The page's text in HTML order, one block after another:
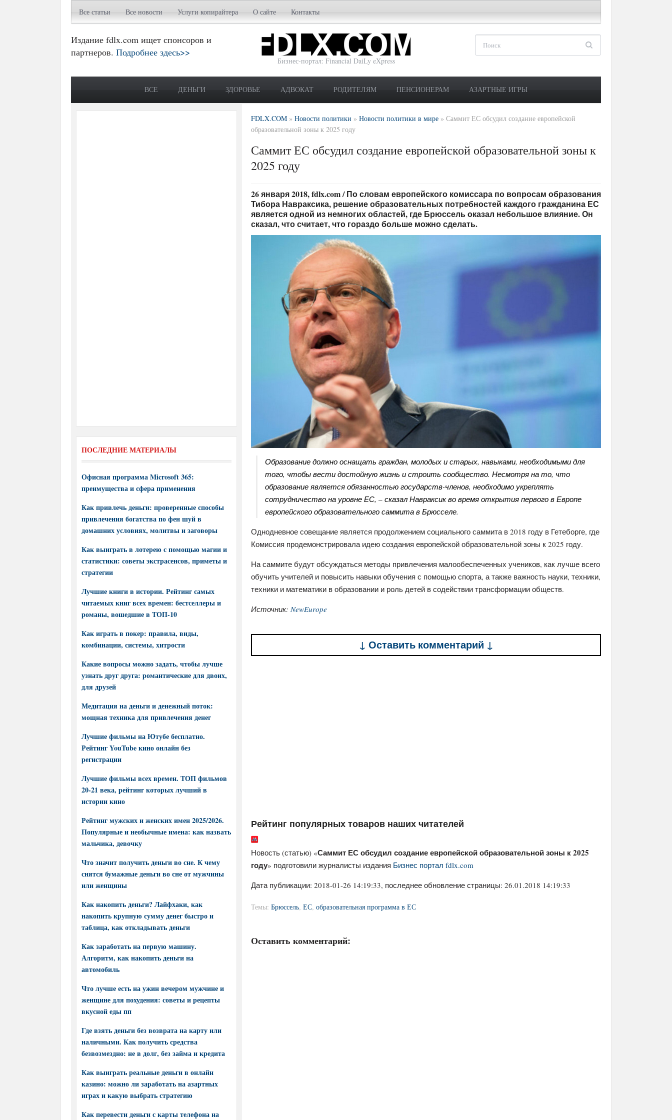
Все статьи Все новости Услуги копирайтера О сайте Контакты
Издание fdlx.com ищет спонсоров и
партнеров. Подробнее здесь>>
Бизнес-портал: Financial DaiLy eXpress
ВСЕ ДЕНЬГИ ЗДОРОВЬЕ АДВОКАТ РОДИТЕЛЯМ ПЕНСИОНЕРАМ АЗАРТНЫЕ ИГРЫ
FDLX.COM » Новости политики » Новости политики в мире » Саммит ЕС обсудил создание европейской
образовательной зоны к 2025 году
Саммит ЕС обсудил создание европейской образовательной зоны к
2025 году
26 января 2018, fdlx.com / По словам европейского комиссара по вопросам образования
Тибора Навраксика, решение образовательных потребностей каждого гражданина ЕС
является одной из немногих областей, где Брюссель оказал небольшое влияние. Он
сказал, что считает, что гораздо больше можно сделать.
Образование должно оснащать граждан, молодых и старых, навыками, необходимыми для
того, чтобы вести достойную жизнь и строить сообщество. Несмотря на то, что
образование является обязанностью государств-членов, необходимо укреплять
сотрудничество на уровне ЕС, – сказал Навраксик во время открытия первого в Европе
европейского образовательного саммита в Брюсселе.
Однодневное совещание является продолжением социального саммита в 2018 году в Гетеборге, где
Комиссия продемонстрировала идею создания европейской образовательной зоны к 2025 году.
На саммите будут обсуждаться методы привлечения малообеспеченных учеников, как лучше всего
обучить учителей и повысить навыки обучения с помощью спорта, а также важность науки, техники,
техники и математики в образовании и роль детей в содействии трансформации обществ.
Источник:NewEurope
↓ Оставить комментарий ↓
Рейтинг популярных товаров наших читателей
Новость (статью) «Саммит ЕС обсудил создание европейской образовательной зоны к 2025
году» подготовили журналисты издания Бизнес портал fdlx.com
Дата публикации: 2018-01-26 14:19:33, последнее обновление страницы: 26.01.2018 14:19:33
Темы: Брюссель, ЕС, образовательная программа в ЕС
Оставить комментарий:
ПОСЛЕДНИЕ МАТЕРИАЛЫ
Офисная программа Microsoft 365:
преимущества и сфера применения
Как привлечь деньги: проверенные способы
привлечения богатства по фен шуй в
домашних условиях, молитвы и заговоры
Как выиграть в лотерею с помощью магии и
статистики: советы экстрасенсов, приметы и
стратегии
Лучшие книги в истории. Рейтинг самых
читаемых книг всех времен: бестселлеры и
романы, вошедшие в ТОП-10
Как играть в покер: правила, виды,
комбинации, системы, хитрости
Какие вопросы можно задать, чтобы лучше
узнать друг друга: романтические для двоих,
для друзей
Медитация на деньги и денежный поток:
мощная техника для привлечения денег
Лучшие фильмы на Ютубе бесплатно.
Рейтинг YouTube кино онлайн без
регистрации
Лучшие фильмы всех времен. ТОП фильмов
20-21 века, рейтинг которых лучший в
истории кино
Рейтинг мужских и женских имен 2025/2026.
Популярные и необычные имена: как назвать
мальчика, девочку
Что значит получить деньги во сне. К чему
снятся бумажные деньги во сне от мужчины
или женщины
Как накопить деньги? Лайфхаки, как
накопить крупную сумму денег быстро и
таблица, как откладывать деньги
Как заработать на первую машину.
Алгоритм, как накопить деньги на
автомобиль
Что лучше есть на ужин вечером мужчине и
женщине для похудения: советы и рецепты
вкусной еды пп
Где взять деньги без возврата на карту или
наличными. Как получить средства
безвозмездно: не в долг, без займа и кредита
Как выиграть реальные деньги в онлайн
казино: можно ли заработать на азартных
играх и какую выбрать стратегию
Как перевести деньги с карты телефона на